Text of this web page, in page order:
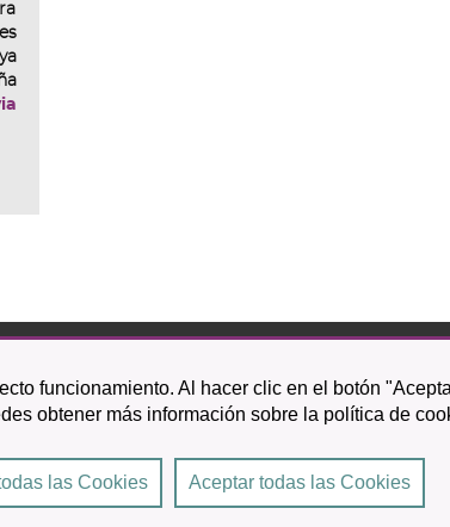
funcionamiento. Al hacer clic en el botón
obtener más información sobre la política de
las Cookies Aceptar todas las Cookies
38201 La Laguna
922 601 100
de La Laguna | Condiciones de uso |